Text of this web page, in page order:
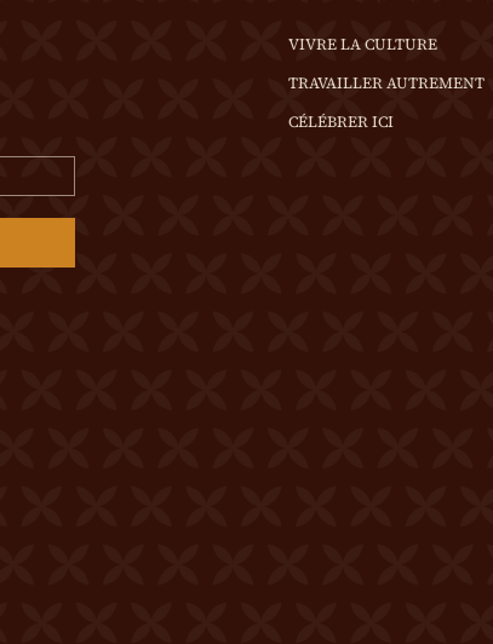
VIVRE LA CULTURE
TRAVAILLER AUTREMENT
CÉLÉBRER ICI